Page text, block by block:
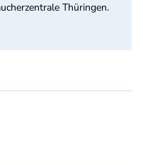
Thüringen.